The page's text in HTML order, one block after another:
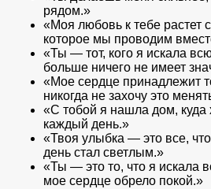
рядом.»
«Моя любовь к тебе растет
которое мы проводим
«Ты — тот, кого я искала
больше ничего не имеет
«Мое сердце принадлежит
никогда не захочу это
«С тобой я нашла дом, куда
каждый день.»
«Твоя улыбка — это все,
день стал светлым.»
«Ты — это то, что я искала
мое сердце обрело покой.»